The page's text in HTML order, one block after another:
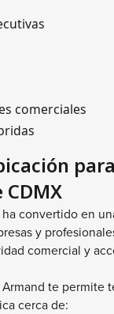
comerciales
convertido en
y
comercial y
te permite
cerca de: